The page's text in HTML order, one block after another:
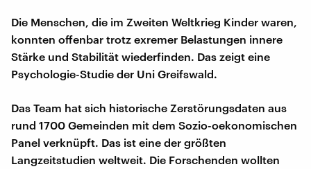
Die Menschen, die im Zweiten Weltkrieg Kinder waren,
konnten offenbar trotz exremer Belastungen innere
Stärke und Stabilität wiederfinden. Das zeigt eine
Psychologie-Studie der Uni Greifswald.
Das Team hat sich historische Zerstörungsdaten aus
rund 1700 Gemeinden mit dem Sozio-oekonomischen
Panel verknüpft. Das ist eine der größten
Langzeitstudien weltweit. Die Forschenden wollten